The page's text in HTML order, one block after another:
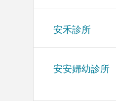
安禾診所
安安婦幼診所